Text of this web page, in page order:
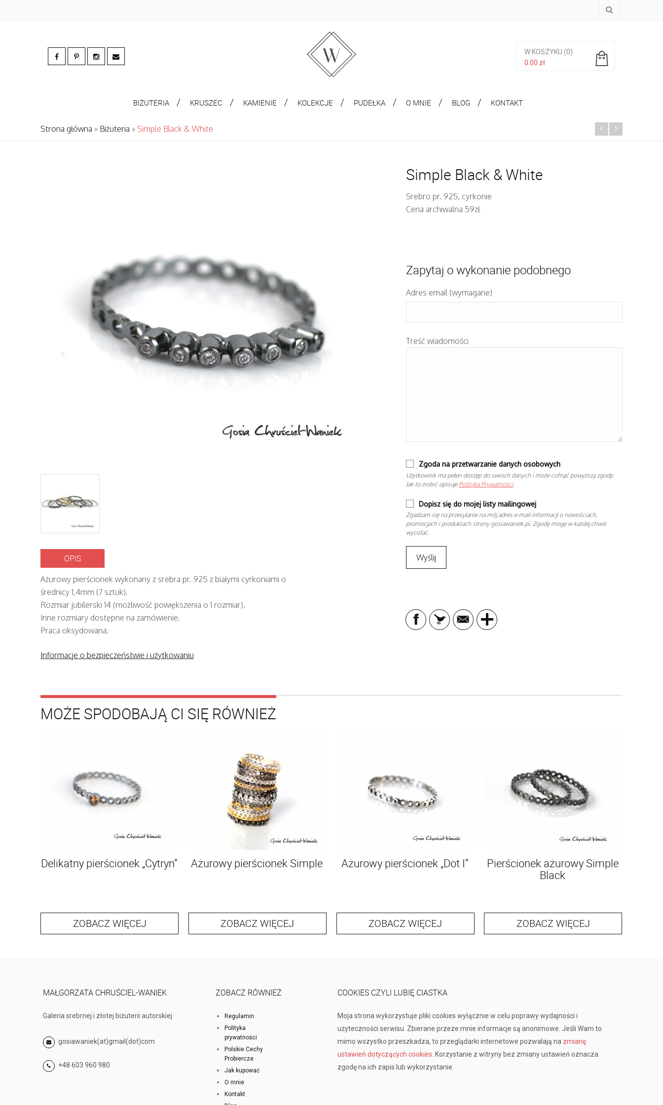
W KOSZYKU (0)
0.00 zł
BIŻUTERIA KRUSZEC KAMIENIE KOLEKCJE PUDEŁKA O MNIE BLOG KONTAKT
Strona główna » Biżuteria » Simple Black & White
OPIS
Ażurowy pierścionek wykonany z srebra pr. 925 z białymi cyrkoniami o
średnicy 1,4mm (7 sztuk).
Rozmiar jubilerski 14 (możliwość powiększenia o 1 rozmiar).
Inne rozmiary dostępne na zamówienie.
Praca oksydowana.
Informacje o bezpieczeństwie i użytkowaniu
Simple Black & White
Srebro pr. 925, cyrkonie
Cena archiwalna 59zł
Zapytaj o wykonanie podobnego
Adres email (wymagane)
Treść wiadomości
Zgoda na przetwarzanie danych osobowych
Użytkownik ma pełen dostęp do swoich danych i może cofnąć powyższą zgodę.
Jak to zrobić opisuje Polityka Prywatności.
Dopisz się do mojej listy mailingowej
Zgadzam się na przesyłanie na mój adres e-mail informacji o nowościach,
promocjach i produktach strony gosiawaniek.pl. Zgodę mogę w każdej chwili
wycofać.
MOŻE SPODOBAJĄ CI SIĘ RÓWNIEŻ
Delikatny pierścionek „Cytryn”
ZOBACZ WIĘCEJ
Ażurowy pierścionek Simple
ZOBACZ WIĘCEJ
Ażurowy pierścionek „Dot I”
ZOBACZ WIĘCEJ
Pierścionek ażurowy Simple
Black
ZOBACZ WIĘCEJ
MAŁGORZATA CHRUŚCIEL-WANIEK
Galeria srebrnej i złotej biżuterii autorskiej
gosiawaniek(at)gmail(dot)com
+48 603 960 980
ZOBACZ RÓWNIEŻ
Regulamin
Polityka
prywatności
Polskie Cechy
Probiercze
Jak kupować
O mnie
Kontakt
COOKIES CZYLI LUBIĘ CIASTKA
Moja strona wykorzystuje pliki cookies wyłącznie w celu poprawy wydajności i
użyteczności serwisu. Zbierane przeze mnie informacje są anonimowe. Jeśli Wam to
mimo wszystko przeszkadza, to przeglądarki internetowe pozwalają na zmianę
ustawień dotyczących cookies . Korzystanie z witryny bez zmiany ustawień oznacza
zgodę na ich zapis lub wykorzystanie.